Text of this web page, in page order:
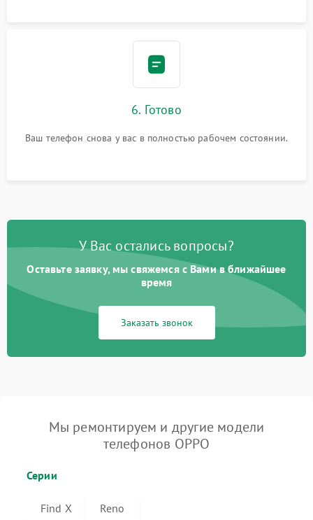
6. Готово
Ваш телефон снова у вас в полностью рабочем состоянии.
У Вас остались вопросы?
Оставьте заявку, мы свяжемся с Вами в ближайшее
время
Заказать звонок
Мы ремонтируем и другие модели
телефонов OPPO
Серии
Find X Reno